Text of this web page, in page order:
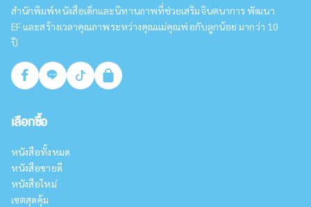
สำนักพิมพ์หนังสือเด็กและนิทานภาพที่ช่วยเสริมจินตนาการ พัฒนา
EF และสร้างเวลาคุณภาพระหว่างคุณแม่คุณพ่อกับลูกน้อย มากว่า 10
ปี
เลือกซื้อ
หนังสือทั้งหมด
หนังสือขายดี
หนังสือใหม่
เซตสุดคุ้ม